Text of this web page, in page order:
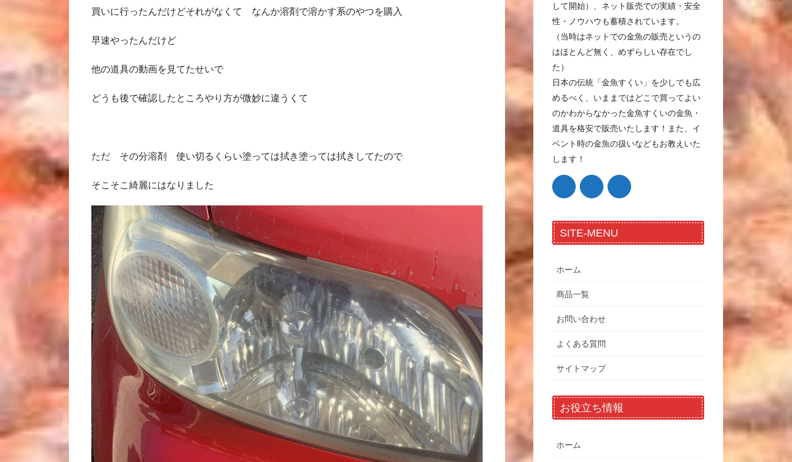
買いに行ったんだけどそれがなくて なんか溶剤で溶かす系のやつを購入
早速やったんだけど
他の道具の動画を見てたせいで
どうも後で確認したところやり方が微妙に違うくて
ただ その分溶剤 使い切るくらい塗っては拭き塗っては拭きしてたので
そこそこ綺麗にはなりました
して開始）、ネット販売での実績・安全
性・ノウハウも蓄積されています。
（当時はネットでの金魚の販売というの
はほとんど無く、めずらしい存在でし
た）
日本の伝統「金魚すくい」を少しでも広
めるべく、いままではどこで買ってよい
のかわからなかった金魚すくいの金魚・
道具を格安で販売いたします！また、イ
ベント時の金魚の扱いなどもお教えいた
します！
SITE-MENU
ホーム
商品一覧
お問い合わせ
よくある質問
サイトマップ
お役立ち情報
ホーム